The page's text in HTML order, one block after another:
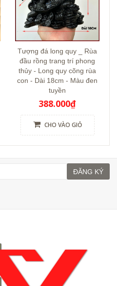
Tượng đá long quy _ Rùa
đầu rồng trang trí phong
thủy - Long quy cõng rùa
con - Dài 18cm - Màu đen
tuyền
388.000₫
CHO VÀO GIỎ
ĐĂNG KÝ